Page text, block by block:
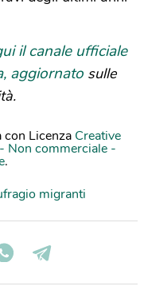
il canale ufficiale
aggiornato sulle
con Licenza Creative
Non commerciale -
.
migranti